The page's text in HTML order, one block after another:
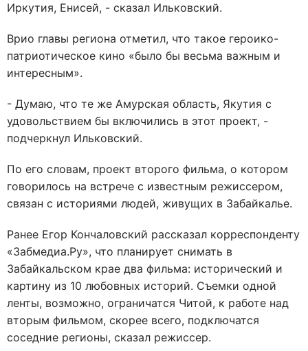
Иркутия, Енисей, - сказал Ильковский.
Врио главы региона отметил, что такое героико-
патриотическое кино «было бы весьма важным и
интересным».
- Думаю, что те же Амурская область, Якутия с
удовольствием бы включились в этот проект, -
подчеркнул Ильковский.
По его словам, проект второго фильма, о котором
говорилось на встрече с известным режиссером,
связан с историями людей, живущих в Забайкалье.
Ранее Егор Кончаловский рассказал корреспонденту
«Забмедиа.Ру», что планирует снимать в
Забайкальском крае два фильма: исторический и
картину из 10 любовных историй. Съемки одной
ленты, возможно, ограничатся Читой, к работе над
вторым фильмом, скорее всего, подключатся
соседние регионы, сказал режиссер.